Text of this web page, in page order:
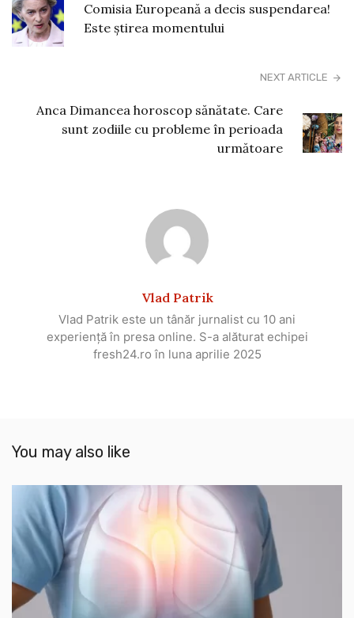
Comisia Europeană a decis suspendarea!
Este știrea momentului
NEXT ARTICLE
Anca Dimancea horoscop sănătate. Care
sunt zodiile cu probleme în perioada
următoare
Vlad Patrik
Vlad Patrik este un tânăr jurnalist cu 10 ani
experiență în presa online. S-a alăturat echipei
fresh24.ro în luna aprilie 2025
You may also like